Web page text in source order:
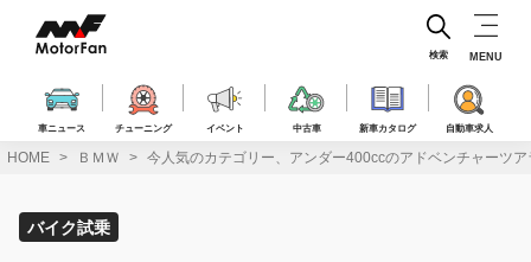
ス
車ニュース チューニング イベント 中古車 新車カタログ 自動車求人
検索 MENU
HOME ＢＭＷ 今人気のカテゴリー、アンダー400ccのアドベンチャーツ
バイク試乗